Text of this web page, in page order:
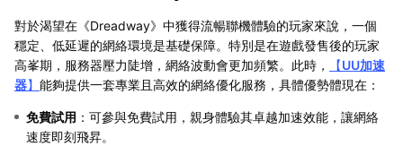
對於渴望在《Dreadway》中獲得流暢聯機體驗的玩家來說，一個
穩定、低延遲的網絡環境是基礎保障。特別是在遊戲發售後的玩家
高峯期，服務器壓力陡增，網絡波動會更加頻繁。此時，
【UU加速
器】 能夠提供一套專業且高效的網絡優化服務，具體優勢體現在：
免費試用 ：可參與免費試用，親身體驗其卓越加速效能，讓網絡
速度即刻飛昇。